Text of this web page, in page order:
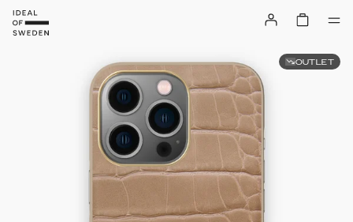
OUTLET